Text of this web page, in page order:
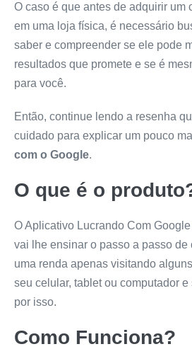
O caso é que antes de adquirir um
em uma loja física, é necessário
saber e compreender se ele pode
resultados que promete e se é
para você.
Então, continue lendo a resenha
cuidado para explicar um pouco
com o Google.
O que é o
O Aplicativo Lucrando Com
vai lhe ensinar o passo a passo de
uma renda apenas visitando
seu celular, tablet ou computador
por isso.
Como Funciona?